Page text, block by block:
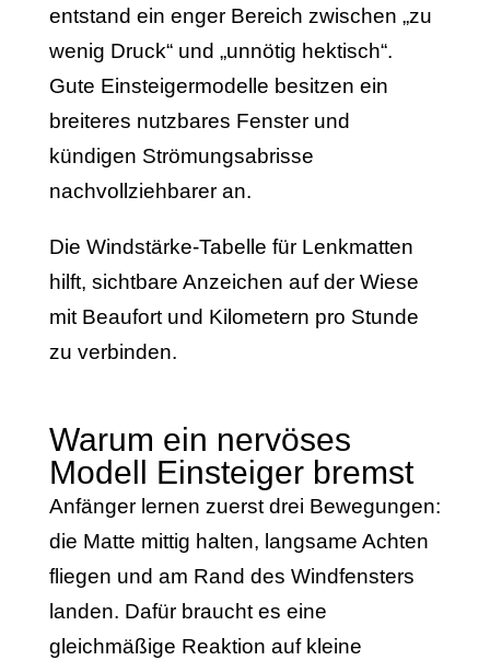
entstand ein enger Bereich zwischen „zu
wenig Druck“ und „unnötig hektisch“.
Gute Einsteigermodelle besitzen ein
breiteres nutzbares Fenster und
kündigen Strömungsabrisse
nachvollziehbarer an.
Die Windstärke-Tabelle für Lenkmatten
hilft, sichtbare Anzeichen auf der Wiese
mit Beaufort und Kilometern pro Stunde
zu verbinden.
Warum ein nervöses
Modell Einsteiger bremst
Anfänger lernen zuerst drei Bewegungen:
die Matte mittig halten, langsame Achten
fliegen und am Rand des Windfensters
landen. Dafür braucht es eine
gleichmäßige Reaktion auf kleine